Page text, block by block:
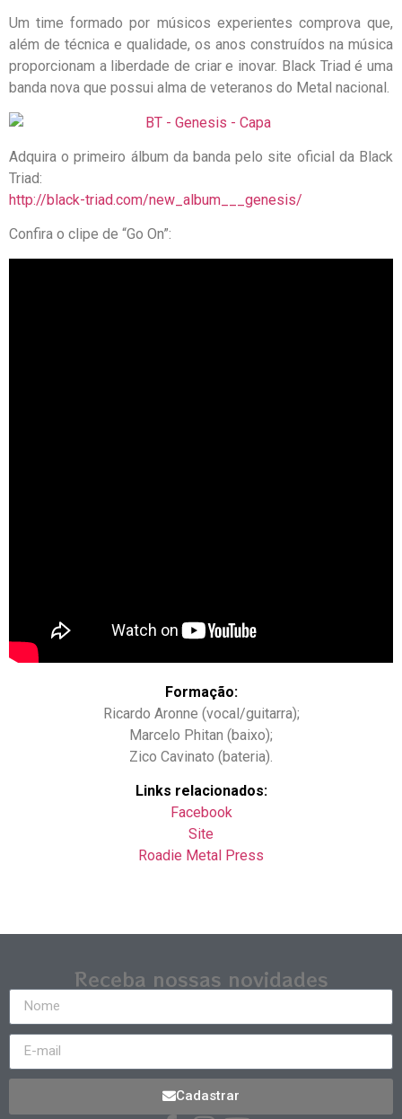
Um time formado por músicos experientes comprova que,
além de técnica e qualidade, os anos construídos na música
proporcionam a liberdade de criar e inovar. Black Triad é uma
banda nova que possui alma de veteranos do Metal nacional.
Adquira o primeiro álbum da banda pelo site oficial da Black
Triad:
http://black-triad.com/new_album___genesis/
Confira o clipe de “Go On”:
Formação:
Ricardo Aronne (vocal/guitarra);
Marcelo Phitan (baixo);
Zico Cavinato (bateria).
Links relacionados:
Facebook
Site
Roadie Metal Press
Receba nossas novidades
Cadastrar